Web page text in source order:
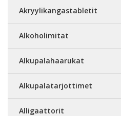
Akryylikangastabletit
Alkoholimitat
Alkupalahaarukat
Alkupalatarjottimet
Alligaattorit